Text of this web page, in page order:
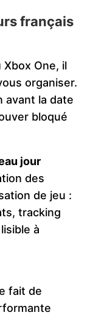
français
One, il
organiser.
avant la date
bloqué
jour
des
de jeu :
tracking
à
fait de